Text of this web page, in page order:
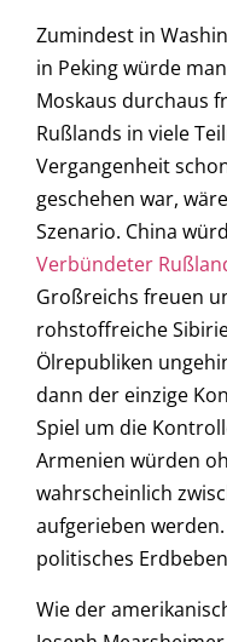
Zumindest in
in Peking würde
Moskaus durchaus
Rußlands in viele
Vergangenheit
geschehen war,
Szenario. China
Verbündeter
Großreichs freuen
rohstoffreiche
Ölrepubliken
dann der einzige
Spiel um die
Armenien würden
wahrscheinlich
aufgerieben
politisches
Wie der